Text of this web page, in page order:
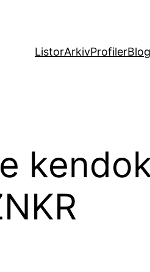
ListorArkivProfiler